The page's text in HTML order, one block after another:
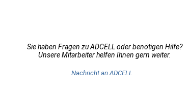
Sie haben Fragen zu ADCELL oder benötigen Hilfe?
Unsere Mitarbeiter helfen Ihnen gern weiter.
Nachricht an ADCELL